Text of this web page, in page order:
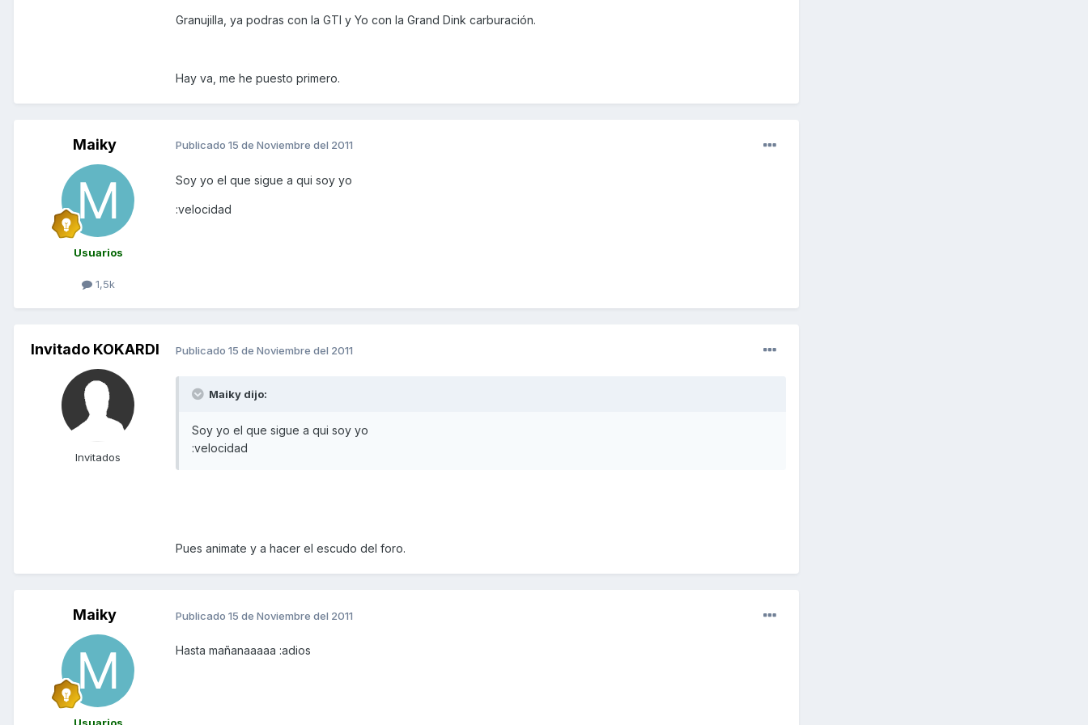
Granujilla, ya podras con la GTI y Yo con la Grand Dink carburación.
Hay va, me he puesto primero.
Maiky
Usuarios
1,5k
Publicado 15 de Noviembre del 2011
Soy yo el que sigue a qui soy yo
:velocidad
Invitado KOKARDI
Invitados
Publicado 15 de Noviembre del 2011
Maiky dijo:
Soy yo el que sigue a qui soy yo
:velocidad
Pues animate y a hacer el escudo del foro.
Maiky Publicado 15 de Noviembre del 2011
Hasta mañanaaaaa :adios